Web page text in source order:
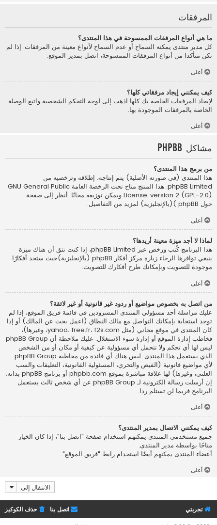
المرفقات
ما هي أنواع المرفقات الممسوحة في هذا المنتدى؟
كل مدير منتدى يمكنه السماح أو عدم السماح لأنواع معينة من المرفقات. إذا لم
تكن متأكدا من أنواع المرفقات الممسوحة، اتصل بمدير الموقع.
أعلى
كيف يمكنني إيجاد مرفقاتي كلها؟
لإيجاد المرفقات الخاصة بك كلها اذهب إلى لوحة التحكم الشخصية واتبع الوصلة
الخاصة بالمرفقات الموجودة بها.
أعلى
مشاكل phpBB
من برمج هذا المنتدى؟
هذا المنتدى (في صورته الأصلية) يتم إنتاجه، إطلاقه وترخصيه من
phpBB Limited
. هذا المنتج متاح تحت الرخصة العامة GNU General Public
License, version 2 (GPL-2.0) ويمكن توزيعه مجانًا. أنظر إلى صفحة
حول phpBB )(بالإنجليزية)
لمزيد من التفاصيل.
أعلى
لماذا لا أجد ميزة معينة أريدها؟
هذا البرنامج كُتب ورخص عبر phpBB Limited، إذا كنت تثق أن هناك ميزة
ينبغي توافرها الرجاء زيارة مركز أفكار phpBB (بالإنجليزية)
حيث ستجد أفكارًا
موجودة للتصويت وبإمكانك طرح أفكارك للتصويت.
أعلى
من اتصل به بخصوص مواضيع أو ردود غير قانونية أو غير لائقة؟
عليك مراسلة أحد مسؤولي المنتدى المسرودين في قائمة فريق الموقع، إذا لم
توجد استجابة بإمكانك التواصل مع مالك النطاق (اعمل بحث عن المالك) أو إذا
كان المنتدى في موقع مجاني (مثل yahoo، free.fr، f2s.com، وغيرها)،
فخاطب إدارة الموقع أو إدارة سوء الاستغلال. عليك ملاحظة أن phpBB Group
ليس لها أي تحكم ولا تتحمل أي مسؤولية عن كيفية أو مكان أو من الشخص
الذي يستعمل هذا المنتدى. ليس هناك أي فائدة من مخاطبة phpBB Group
لأي مواضيع قانونية (القبض والتحري، المسئولية القانونية، التعليقات والسب
العلني، وغيرها) لها علاقة مباشرة بموقع phpbb.com أو برنامج phpBB بذاته.
إن أرسلت رسالة الكترونية لـ phpBB Group عن أي شخص ثالث يستعمل
البرنامج فربما لن تستلم ردا.
أعلى
كيف يمكنني الاتصال بمدير المنتدى؟
جميع مستخدمي المنتدى يمكنهم استخدام صفحة "اتصل بنا"، إذا كان الخيار
متاحًا بواسطة مدير المنتدى.
أعضاء المنتدى يمكنهم أيضًا استخدام رابط "فريق الموقع".
أعلى
الانتقال إلى
تجربتي حذف الكوكيز اتصل بنا